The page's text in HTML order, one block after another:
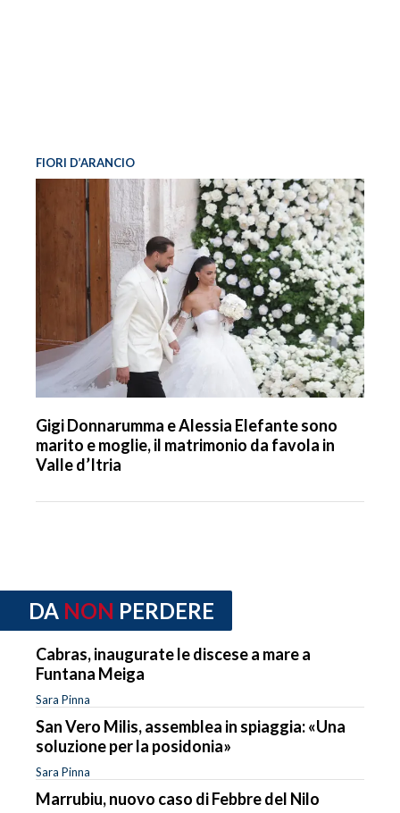
FIORI D’ARANCIO
Gigi Donnarumma e Alessia Elefante sono
marito e moglie, il matrimonio da favola in
Valle d’Itria
DA NON PERDERE
Cabras, inaugurate le discese a mare a
Funtana Meiga
Sara Pinna
San Vero Milis, assemblea in spiaggia: «Una
soluzione per la posidonia»
Sara Pinna
Marrubiu, nuovo caso di Febbre del Nilo